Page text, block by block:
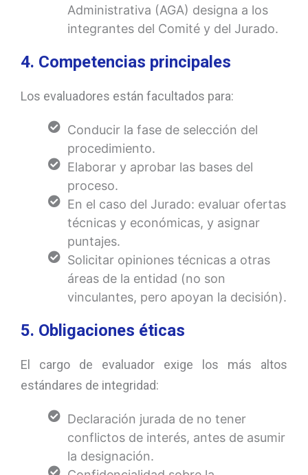
Administrativa (AGA) designa a los
integrantes del Comité y del Jurado.
4. Competencias principales
Los evaluadores están facultados para:
Conducir la fase de selección del
procedimiento.
Elaborar y aprobar las bases del
proceso.
En el caso del Jurado: evaluar ofertas
técnicas y económicas, y asignar
puntajes.
Solicitar opiniones técnicas a otras
áreas de la entidad (no son
vinculantes, pero apoyan la decisión).
5. Obligaciones éticas
El cargo de evaluador exige los más altos
estándares de integridad:
Declaración jurada de no tener
conflictos de interés, antes de asumir
la designación.